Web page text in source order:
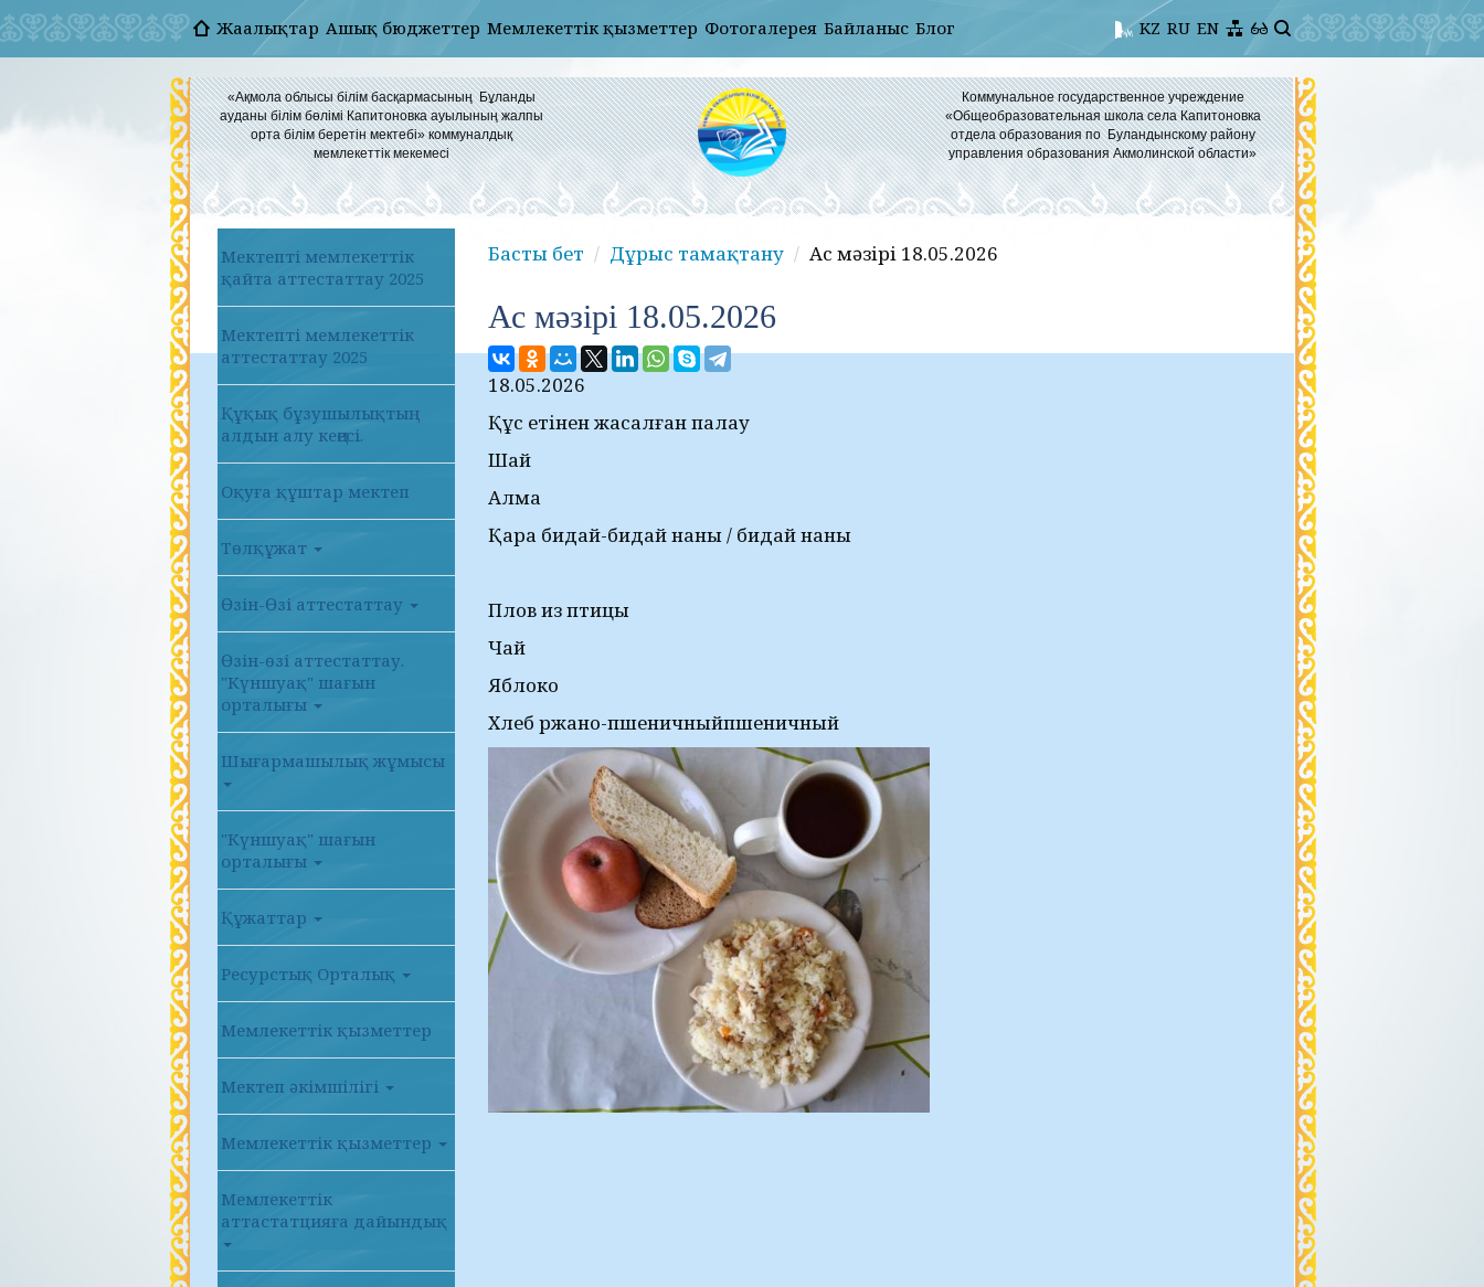
Жаңалықтар Ашық бюджеттер Мемлекеттік қызметтер Фотогалерея Байланыс Блог EN
RU
KZ
«Ақмола облысы білім басқармасының Бұланды
ауданы білім бөлімі Капитоновка ауылының жалпы
орта білім беретін мектебі» коммуналдық
мемлекеттік мекемесі
Коммунальное государственное учреждение
«Общеобразовательная школа села Капитоновка
отдела образования по Буландынскому району
управления образования Акмолинской области»
Мектепті мемлекеттік
қайта аттестаттау 2025
Мектепті мемлекеттік
аттестаттау 2025
Құқық бұзушылықтың
алдын алу кеңесі.
Оқуға құштар мектеп
Төлқұжат
Өзін-Өзі аттестаттау
Өзін-өзі аттестаттау.
"Күншуақ" шағын
орталығы
Шығармашылық жұмысы
"Күншуақ" шағын
орталығы
Құжаттар
Ресурстық Орталық
Мемлекеттік қызметтер
Мектеп әкімшілігі
Мемлекеттік қызметтер
Мемлекеттік
аттастатцияға дайындық
Басты бет Дұрыс тамақтану Ас мәзірі 18.05.2026
Ас мәзірі 18.05.2026
18.05.2026
Құс етінен жасалған палау
Шай
Алма
Қара бидай-бидай наны / бидай наны
Плов из птицы
Чай
Яблоко
Хлеб ржано-пшеничныйпшеничный